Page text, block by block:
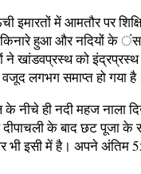
में आमतौर पर
हुआ और नदियों के
ने खांडवप्रस्थ को
लगभग समाप्त हो गया
नीचे ही नदी महज नाला
के बाद छट पूजा के
भी इसी में है। अपने